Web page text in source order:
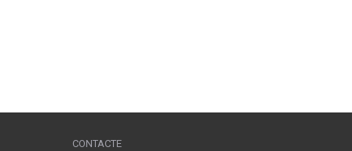
CONTACTE